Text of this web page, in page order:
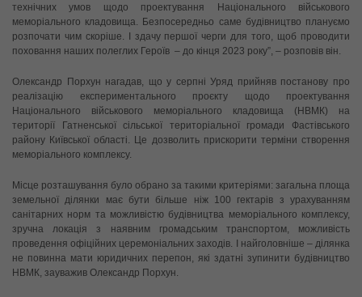
технічних умов щодо проектування Національного військового
меморіального кладовища. Безпосередньо саме будівництво плануємо
розпочати чим скоріше. І здачу першої черги для того, щоб проводити
поховання наших полеглих Героїв – до кінця 2023 року”, – розповів він.
Олександр Порхун нагадав, що у серпні Уряд прийняв постанову про
реалізацію експериментального проєкту щодо проектування
Національного військового меморіального кладовища (НВМК) на
території Гатненської сільської територіальної громади Фастівського
району Київської області. Це дозволить прискорити терміни створення
меморіального комплексу.
Місце розташування було обрано за такими критеріями: загальна площа
земельної ділянки має бути більше ніж 100 гектарів з урахуванням
санітарних норм та можливістю будівництва меморіального комплексу,
зручна локація з наявним громадським транспортом, можливість
проведення офіційних церемоніальних заходів. І найголовніше – ділянка
не повинна мати юридичних перепон, які здатні зупинити будівництво
НВМК, зауважив Олександр Порхун.